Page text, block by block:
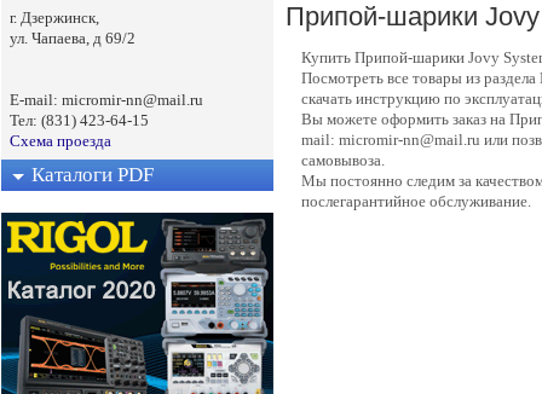
г. Дзержинск,
ул. Чапаева, д 69/2
E-mail: micromir-nn@mail.ru
Тел: (831) 423-64-15
Схема проезда
Каталоги PDF
Припой-шарики
Купить Припой-шарики Jovy
Посмотреть все товары из
скачать инструкцию по
Вы можете оформить заказ на
mail: micromir-nn@mail.ru или
самовывоза.
Мы постоянно следим за
послегарантийное обслуживание.